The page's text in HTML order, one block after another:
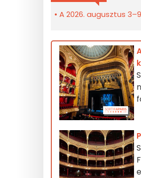
A 2026. augusztus